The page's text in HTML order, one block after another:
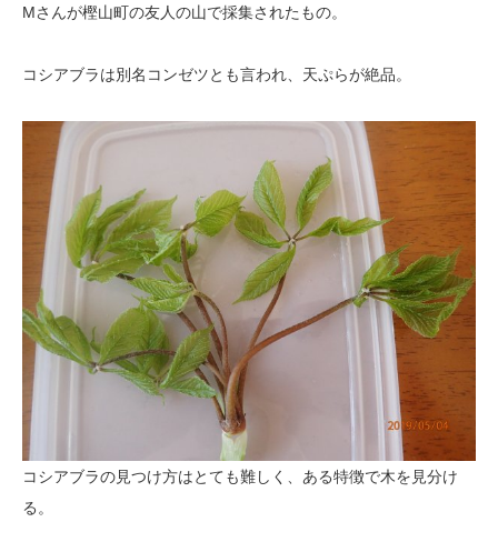
Mさんが樫山町の友人の山で採集されたもの。
コシアブラは別名コンゼツとも言われ、天ぷらが絶品。
コシアブラの見つけ方はとても難しく、ある特徴で木を見分け
る。